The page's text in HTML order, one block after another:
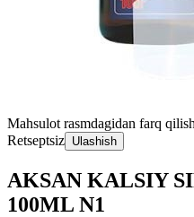
Mahsulot rasmdagidan farq
Retseptsiz Ulashish
AKSAN KALSIY
100ML N1